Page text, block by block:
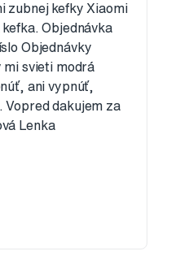
zubnej kefky Xiaomi
Objednávka
Objednávky
svieti modrá
ani vypnúť,
Vopred dakujem za
Lenka